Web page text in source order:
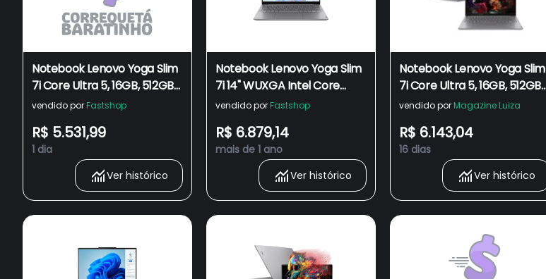
Notebook Lenovo Yoga Slim
7i Core Ultra 5, 16GB, 512GB
SSD, Tela de 14" OLED,
vendido por Fastshop
R$ 5.531,99
1 dia
Ver histórico
Notebook Lenovo Yoga Slim
7i 14" WUXGA Intel Core
Ultra 5 125H 16GB 512GB Intel
83GM0003BR
vendido por Fastshop
R$ 6.879,14
mais de 1 ano
Ver histórico
Notebook Lenovo Yoga Slim
7i Core Ultra 5, 16GB, 512GB
SSD, Tela de 14" OLED,
vendido por Magazine Luiza
R$ 6.143,04
16 dias
Ver histórico